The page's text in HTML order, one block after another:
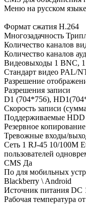
Меню на русском языке
Формат сжатия H.264
Многозадачность
Количество каналов
Количество каналов
Видеовыходы 1 BNC,
Стандарт видео PAL/
Разрешение
Разрешения записи
D1 (704*756),
Скорость записи
Поддерживаемые HDD
Резервное
Тревожные входы/
Сеть 1 RJ-45 10/100M
пользователей
CMS Да
По для мобильных
Blackberry \ Android
Источник питания DC
Рабочая температура